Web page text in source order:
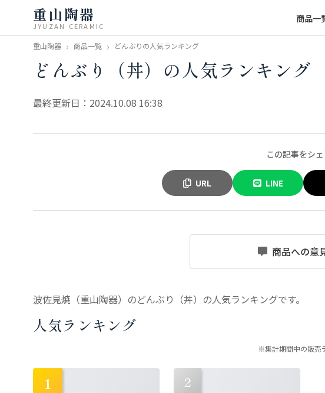
重山陶器
JYUZAN CERAMIC
商品一
重山陶器 商品一覧 どんぶりの人気ランキング
どんぶり（丼）の人気ランキング
最終更新日：2024.10.08 16:38
この記事をシ
URL LINE
商品への意
波佐見焼（重山陶器）のどんぶり（丼）の人気ランキングです。
人気ランキング
※集計期間中の販売
1 2